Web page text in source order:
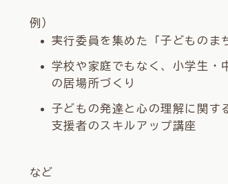
例）
実行委員を集めた「子どものま
学校や家庭でもなく、小学生・
の居場所づくり
子どもの発達と心の理解に関す
支援者のスキルアップ講座
など